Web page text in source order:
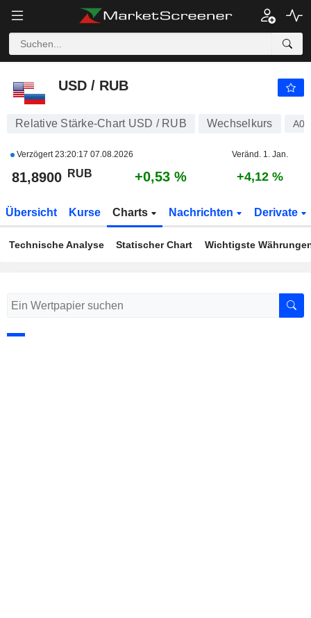
USD / RUB
USD / RUB
Relative Stärke-Chart USD / RUB Wechselkurs
Verzögert23:20:17 07.08.2026 Veränd. 1. Jan.
81,8900 RUB +0,53 % +4,12 %
Übersicht Kurse Charts Nachrichten Derivate
Technische Analyse Statischer Chart Wichtigste